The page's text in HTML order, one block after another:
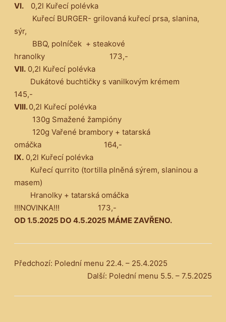
VI.
0,2l Kuřecí polévka
Kuřecí BURGER- grilovaná kuřecí prsa, slanina,
sýr,
BBQ, polníček + steakové
hranolky 173,-
VII. 0,2l Kuřecí polévka
Dukátové buchtičky s vanilkovým krémem
145,-
VIII.0,2l Kuřecí polévka
130g Smažené žampióny
120g Vařené brambory + tatarská
omáčka 164,-
IX. 0,2l Kuřecí polévka
Kuřecí qurrito (tortilla plněná sýrem, slaninou a
masem)
Hranolky + tatarská omáčka
!!!NOVINKA!!! 173,-
OD 1.5.2025 DO 4.5.2025 MÁME ZAVŘENO.
Předchozí: Polední menu 22.4. – 25.4.2025
Další: Polední menu 5.5. – 7.5.2025